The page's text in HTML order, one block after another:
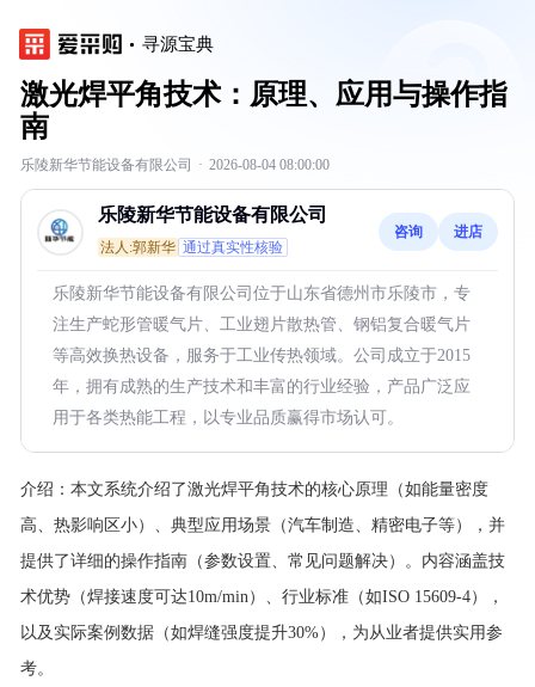
寻源宝典
激光焊平角技术：原理、应用与操作指
南
乐陵新华节能设备有限公司 · 2026-08-04 08:00:00
乐陵新华节能设备有限公司
法人:郭新华 通过真实性核验
咨询 进店
乐陵新华节能设备有限公司位于山东省德州市乐陵市，专
注生产蛇形管暖气片、工业翅片散热管、钢铝复合暖气片
等高效换热设备，服务于工业传热领域。公司成立于2015
年，拥有成熟的生产技术和丰富的行业经验，产品广泛应
用于各类热能工程，以专业品质赢得市场认可。
介绍： 本文系统介绍了激光焊平角技术的核心原理（如能量密度
高、热影响区小）、典型应用场景（汽车制造、精密电子等），并
提供了详细的操作指南（参数设置、常见问题解决）。内容涵盖技
术优势（焊接速度可达10m/min）、行业标准（如ISO 15609-4），
以及实际案例数据（如焊缝强度提升30%），为从业者提供实用参
考。